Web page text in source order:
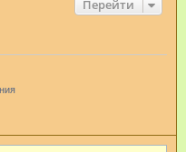
Перейти